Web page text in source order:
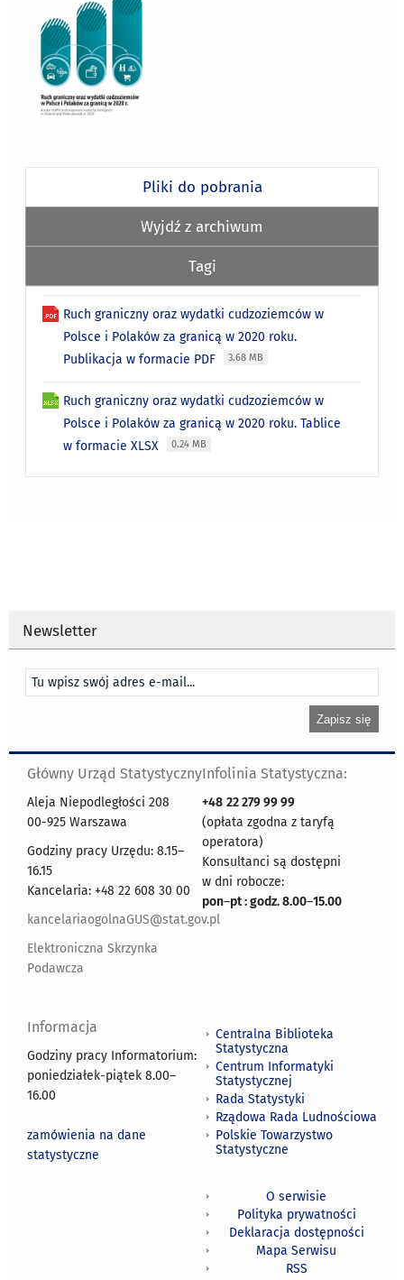
Pliki do pobrania
Wyjdź z archiwum
Tagi
Ruch graniczny oraz wydatki cudzoziemców w
Polsce i Polaków za granicą w 2020 roku.
Publikacja w formacie PDF
3.68 MB
Ruch graniczny oraz wydatki cudzoziemców w
Polsce i Polaków za granicą w 2020 roku. Tablice
w formacie XLSX
0.24 MB
Newsletter
Główny Urząd Statystyczny
Aleja Niepodległości 208
00-925 Warszawa
Godziny pracy Urzędu: 8.15–
16.15
Kancelaria: +48 22 608 30 00
kancelariaogolnaGUS@stat.gov.pl
Elektroniczna Skrzynka
Podawcza
Infolinia Statystyczna:
+48 22 279 99 99
(opłata zgodna z taryfą
operatora)
Konsultanci są dostępni
w dni robocze:
pon–pt : godz. 8.00–15.00
Informacja
Godziny pracy Informatorium:
poniedziałek-piątek 8.00–
16.00
zamówienia na dane
statystyczne
Centralna Biblioteka
Statystyczna
Centrum Informatyki
Statystycznej
Rada Statystyki
Rządowa Rada Ludnościowa
Polskie Towarzystwo
Statystyczne
O serwisie
Polityka prywatności
Deklaracja dostępności
Mapa Serwisu
RSS